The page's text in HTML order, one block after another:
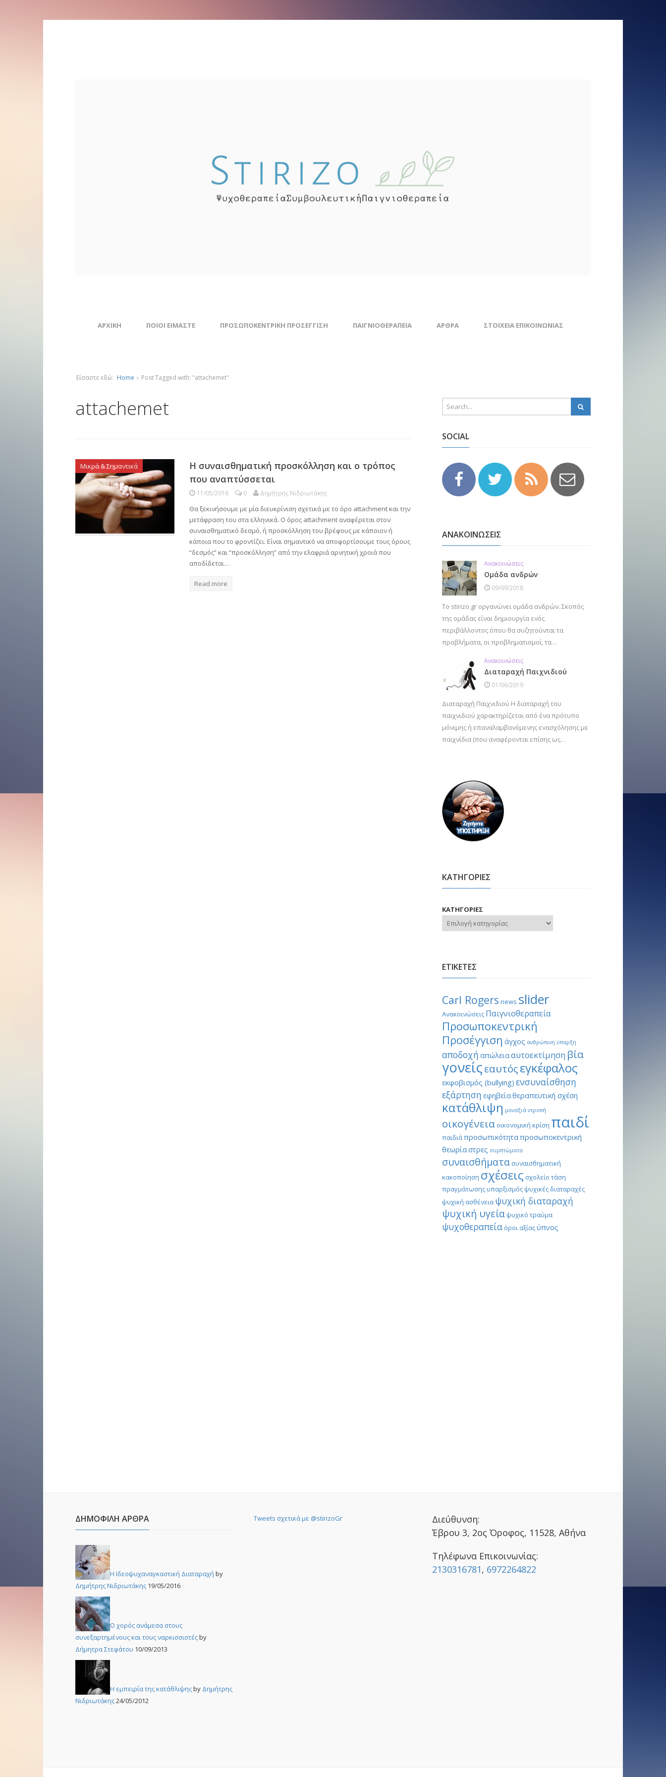
ΑΡΧΙΚΗ ΠΟΙΟΙ ΕΙΜΑΣΤΕ ΠΡΟΣΩΠΟΚΕΝΤΡΙΚΗ ΠΡΟΣΕΓΓΙΣΗ ΠΑΙΓΝΙΟΘΕΡΑΠΕΙΑ ΑΡΘΡΑ ΣΤΟΙΧΕΊΑ ΕΠΙΚΟΙΝΩΝΊΑΣ
Είσαστε εδώ: Home › Post Tagged with: "attachemet"
attachemet
Μικρά & Σημαντικά
Η συναισθηματική προσκόλληση και ο τρόπος
που αναπτύσσεται
11/05/2016 0 Δημήτρης Νιδριωτάκης
Θα ξεκινήσουμε με μία διευκρίνιση σχετικά με το όρο attachment και την
μετάφραση του στα ελληνικά. Ο όρος attachment αναφέρεται στον
συναισθηματικό δεσμό, ή προσκόλληση του βρέφους με κάποιον ή
κάποια που το φροντίζει. Είναι σημαντικό να αποφορτίσουμε τους όρους
“δεσμός” και “προσκόλληση” από την ελαφριά αρνητική χροιά που
αποδίδεται…
Read more
SOCIAL
ΑΝΑΚΟΙΝΩΣΕΙΣ
Ανακοινώσεις
Ομάδα ανδρών
09/09/2018
Το stirizo.gr οργανώνει ομάδα ανδρών. Σκοπός
της ομάδας είναι δημιουργία ενός
περιβάλλοντος όπου θα συζητούνται τα
προβλήματα, οι προβληματισμοί, τα…
Ανακοινώσεις
Διαταραχή Παιχνιδιού
01/06/2019
Διαταραχή Παιχνιδιού Η διαταραχή του
παιχνιδιού χαρακτηρίζεται από ένα πρότυπο
μόνιμης ή επαναλαμβανόμενης ενασχόλησης με
παιχνίδια (που αναφέρονται επίσης ως…
ΚΑΤΗΓΟΡΙΕΣ
ΚΑΤΗΓΟΡΙΕΣ
ΕΤΙΚΕΤΕΣ
Carl Rogers news slider
Ανακοινώσεις Παιγνιοθεραπεία
Προσωποκεντρική
Προσέγγιση άγχος ανθρώπινη ύπαρξη
αποδοχή απώλειααυτοεκτίμηση βία
γονείςεαυτόςεγκέφαλος
εκφοβισμός (bullying) ενσυναίσθηση
εξάρτηση εφηβείαθεραπευτική σχέση
κατάθλιψη μοναξιά ντροπή
οικογένεια οικονομική κρίση παιδί
παιδιάπροσωπικότηταπροσωποκεντρική
θεωρίαστρες συμπτώματα
συναισθήματασυναισθηματική
κακοποίηση σχέσεις σχολείο τάση
πραγμάτωσηςυπαρξισμόςψυχικές διαταραχές
ψυχική ασθένεια ψυχική διαταραχή
ψυχική υγείαψυχικό τραύμα
ψυχοθεραπεία όροι αξίαςύπνος
ΔΗΜΟΦΙΛΉ ΆΡΘΡΑ
Η Ιδεοψυχαναγκαστική Διαταραχή by
Δημήτρης Νιδριωτάκης 19/05/2016
Ο χορός ανάμεσα στους
συνεξαρτημένους και τους ναρκισσιστέςby
Δήμητρα Στεφάτου 10/09/2013
Η εμπειρία της κατάθλιψηςby Δημήτρης
Νιδριωτάκης24/05/2012
Tweets σχετικά με @stirizoGr
Διεύθυνση:
Έβρου 3, 2ος Όροφος, 11528, Αθήνα
Τηλέφωνα Επικοινωνίας:
2130316781, 6972264822